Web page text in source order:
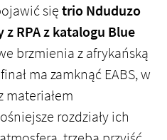
siętrio Nduduzo
RPA z katalogu Blue
brzmienia z afrykańską
ma zamknąć EABS, w
rozdziały ich